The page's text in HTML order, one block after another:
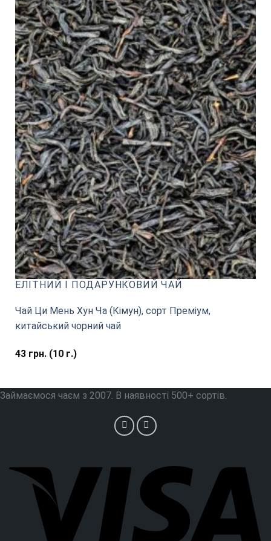
EЛІТНИЙ І ПОДАРУНКОВИЙ ЧАЙ
Чай Ци Мень Хун Ча (Кімун), сорт Преміум,
китайський чорний чай
43грн.(10 г.)
Займаємося чаєм з 2007. В наявності 500+ сортів.